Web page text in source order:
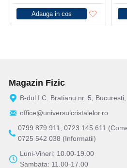
Adauga in cos
Magazin Fizic
B-dul I.C. Bratianu nr. 5,
office@universulcristalelor.ro
0799 879 911, 0723 145 611
0725 542 038 (Informatii)
Luni-Vineri: 10.00-19.00
Sambata: 11.00-17.00